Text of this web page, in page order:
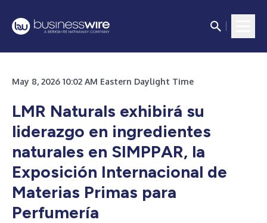
May 8, 2026 10:02 AM Eastern Daylight Time
LMR Naturals exhibirá su
liderazgo en ingredientes
naturales en SIMPPAR, la
Exposición Internacional de
Materias Primas para
Perfumería